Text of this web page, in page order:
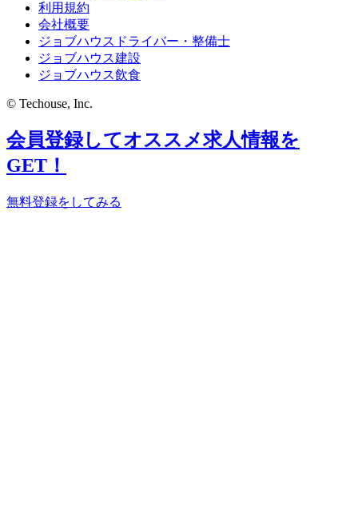
利用規約
会社概要
ジョブハウスドライバー・整備士
ジョブハウス建設
ジョブハウス飲食
© Techouse, Inc.
会員登録してオススメ求人情報を
GET！
無料登録をしてみる